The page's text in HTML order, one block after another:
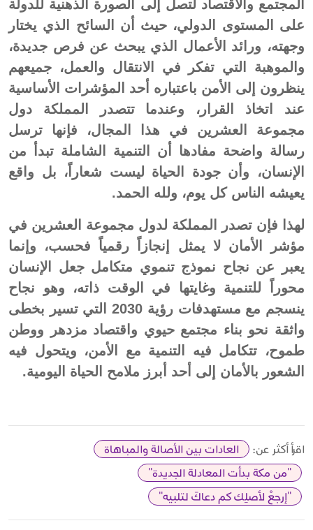
المجتمع والاقتصاد لتصل إلى الصورة الذهنية للدولة
على المستوى الدولي، حيث أن السائح الذي يختار
وجهته، ورائد الأعمال الذي يبحث عن فرص جديدة،
والموهبة التي تفكر في الانتقال والعمل، جميعهم
ينظرون إلى الأمن باعتباره أحد المؤشرات الأساسية
عند اتخاذ القرار، وعندما تتصدر المملكة دول
مجموعة العشرين في هذا المجال، فإنها ترسل
رسالة واضحة مفادها أن التنمية الشاملة تبدأ من
الإنسان، وأن جودة الحياة ليست شعاراً، بل واقع
يعيشه الناس كل يوم، ولله الحمد.
لهذا فإن تصدر المملكة لدول مجموعة العشرين في
مؤشر الأمان لا يمثل إنجازاً رقمياً فحسب، وإنما
يعبر عن نجاح نموذج تنموي متكامل جعل الإنسان
محوراً للتنمية وغايتها في الوقت ذاته، وهو نجاح
ينسجم مع مستهدفات رؤية 2030 التي تسير بخطى
واثقة نحو بناء مجتمع حيوي واقتصاد مزدهر ووطن
طموح، تتكامل فيه التنمية مع الأمن، ويتحول فيه
الشعور بالأمان إلى أحد أبرز ملامح الحياة اليومية.
اقرأ أكثر عن:
العادات بين الأصالة والمباهاة
"من مكة بدأت المعادلة الجديدة"
"إرجعْ لأصلِك كم دعاكَ لتلبيه"